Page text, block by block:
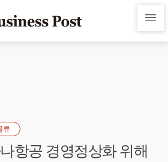
류
항공 경영정상화 위해